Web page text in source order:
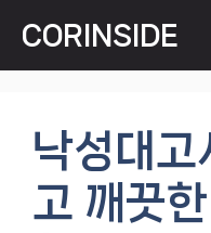
츠
CORINSIDE
낙성대고
고 깨끗